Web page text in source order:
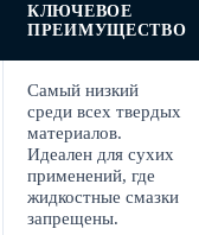
КЛЮЧЕВОЕ
ПРЕИМУЩЕСТВО
Самый низкий
среди всех твердых
материалов.
Идеален для сухих
применений, где
жидкостные смазки
запрещены.